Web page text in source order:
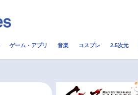
ゲーム・アプリ 音楽 コスプレ 2.5次元